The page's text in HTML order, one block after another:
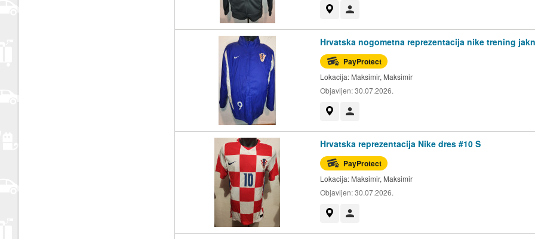
Hrvatska nogometna reprezentacija nike trening
PayProtect
Lokacija: Maksimir, Maksimir
Objavljen:30.07.2026.
Hrvatska reprezentacija Nike dres #10 S
PayProtect
Lokacija: Maksimir, Maksimir
Objavljen:30.07.2026.